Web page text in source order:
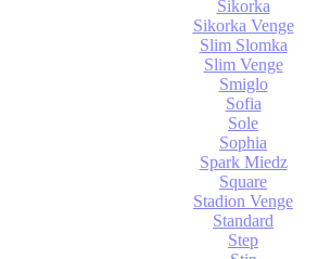
Sikorka
Sikorka Venge
Slim Slomka
Slim Venge
Smiglo
Sofia
Sole
Sophia
Spark Miedz
Square
Stadion Venge
Standard
Step